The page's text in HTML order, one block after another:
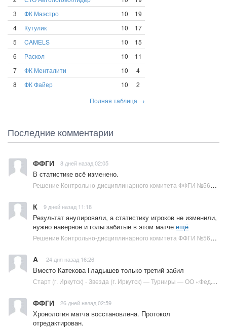
3
ФК Маэстро 10
19
4
Кутулик 10
17
5
CAMELS 10
15
6
Раскол 10
11
7
ФК Менталити 10
4
8
ФК Файер 10
2
Полная таблица →
Последние комментарии
ФФГИ 8 дней назад 02:05
В статистике всё изменено.
Решение Контрольно-дисциплинарного комитета ФФГИ №569-6/2026 — Решения КДК и Апелляционного комитета — ОО «Федерация футбола города Иркутска» :: Футбол в Иркутске
К 9 дней назад 11:18
Результат анулировали, а статистику игроков не изменили,
нужно наверное и голы забитые в этом матче ещё
Решение Контрольно-дисциплинарного комитета ФФГИ №569-6/2026 — Решения КДК и Апелляционного комитета — ОО «Федерация футбола города Иркутска» :: Футбол в Иркутске
А 24 дня назад 16:26
Вместо Катекова Гладышев только третий забил
Старт (г. Иркутск) - Звезда (г. Иркутск) — Турниры — ОО «Федерация футбола города Иркутска» :: Футбол в Иркутске
ФФГИ 26 дней назад 02:59
Хронология матча восстановлена. Протокол
отредактирован.